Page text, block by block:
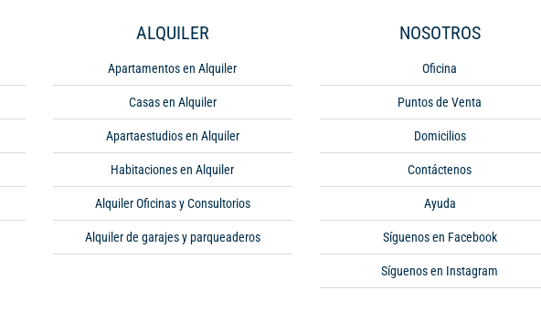
ALQUILER
Apartamentos en Alquiler
Casas en Alquiler
Apartaestudios en Alquiler
Habitaciones en Alquiler
Alquiler Oficinas y Consultorios
Alquiler de garajes y parqueaderos
NOSOTROS
Oficina
Puntos de Venta
Domicilios
Contáctenos
Ayuda
Síguenos en Facebook
Síguenos en Instagram